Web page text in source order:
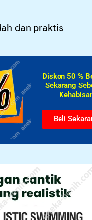
dan praktis
Diskon 50 %
Sekarang
Beli